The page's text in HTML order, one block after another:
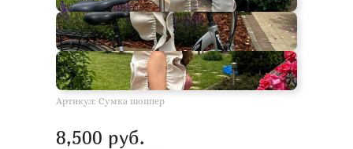
Артикул: Сумка шоппер
8,500 руб.